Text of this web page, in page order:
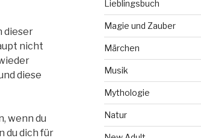
dieser
nicht
diese
wenn du
du dich für
Lieblingsbuch
Magie und Zauber
Märchen
Musik
Mythologie
Natur